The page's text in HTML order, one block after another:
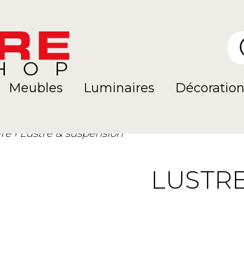
Meubles Luminaires
Lustre & suspension